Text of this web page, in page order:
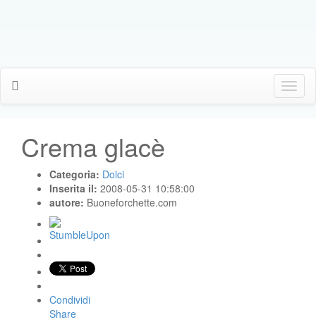
Click
Me
Crema glacè
Categoria: Dolci
Inserita il: 2008-05-31 10:58:00
autore: Buoneforchette.com
Condividi
Share